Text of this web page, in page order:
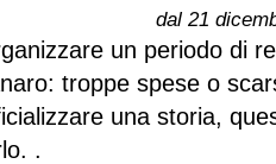
dal 21
un periodo di
troppe spese o
una storia,
.